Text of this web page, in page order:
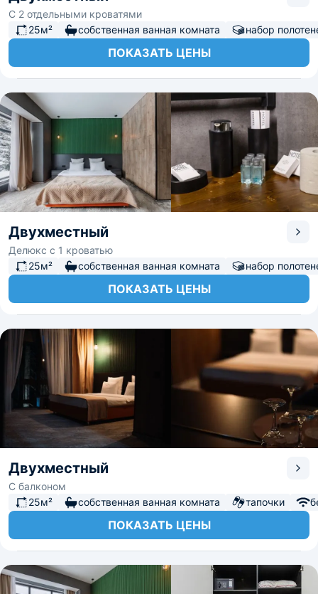
С 2 отдельными кроватями
25м²
собственная ванная комната набор
ПОКАЗАТЬ ЦЕНЫ
Двухместный
Делюкс с 1 кроватью
25м²
собственная ванная комната набор
ПОКАЗАТЬ ЦЕНЫ
Двухместный
С балконом
25м²
собственная ванная комната тапочки
ПОКАЗАТЬ ЦЕНЫ